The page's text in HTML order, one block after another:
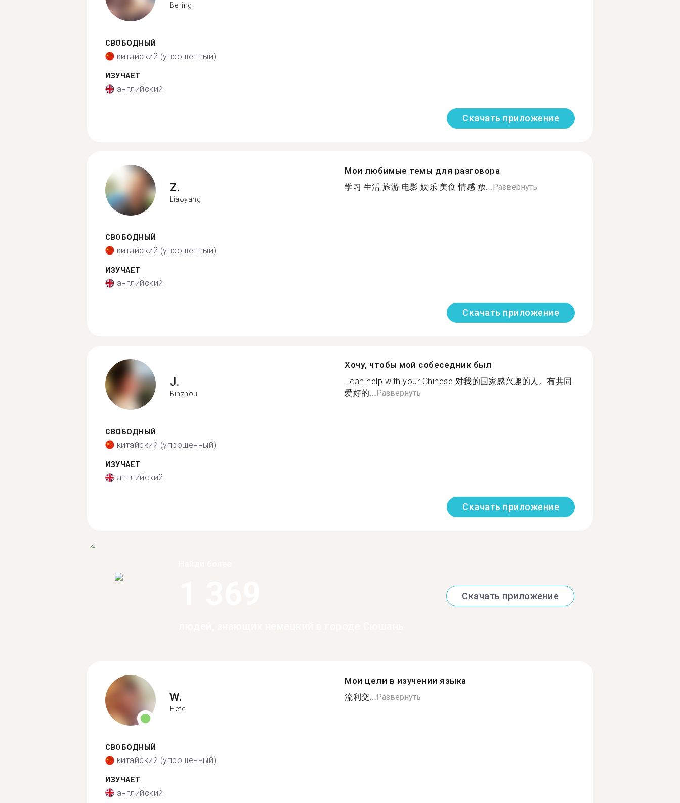
Beijing
СВОБОДНЫЙ
китайский (упрощенный)
ИЗУЧАЕТ
английский
Скачать приложение
Z.
Liaoyang
СВОБОДНЫЙ
китайский (упрощенный)
ИЗУЧАЕТ
английский
Мои любимые темы для разговора
学习 生活 旅游 电影 娱乐 美食 情感 放...Развернуть
Скачать приложение
J.
Binzhou
СВОБОДНЫЙ
китайский (упрощенный)
ИЗУЧАЕТ
английский
Хочу, чтобы мой собеседник был
I can help with your Chinese 对我的国家感兴趣的人。有共同
爱好的...Развернуть
Скачать приложение
Скачать приложение
W.
Hefei
СВОБОДНЫЙ
китайский (упрощенный)
ИЗУЧАЕТ
английский
Мои цели в изучении языка
流利交... Развернуть